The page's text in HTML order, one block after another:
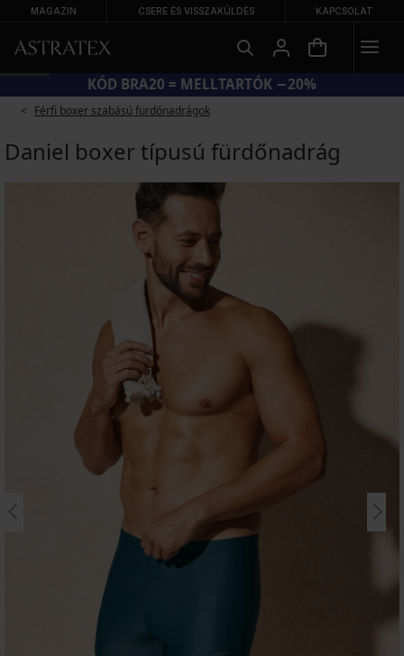
MAGAZIN CSERE ÉS VISSZAKÜLDÉS KAPCSOLAT
KÓD BRA20 = MELLTARTÓK −20%
Férfi boxer szabású fürdőnadrágok
Daniel boxer típusú fürdőnadrág